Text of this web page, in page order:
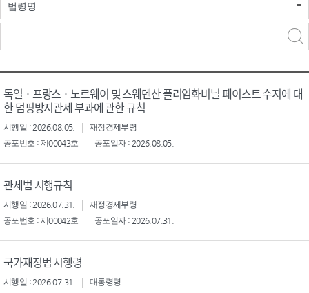
법령명
독일ㆍ프랑스ㆍ노르웨이 및 스웨덴산 폴리염화비닐 페이스트 수지에 대
한 덤핑방지관세 부과에 관한 규칙
시행일 : 2026.08.05.
재정경제부령
공포번호 : 제00043호
공포일자 : 2026.08.05.
관세법 시행규칙
시행일 : 2026.07.31.
재정경제부령
공포번호 : 제00042호
공포일자 : 2026.07.31.
국가재정법 시행령
시행일 : 2026.07.31.
대통령령